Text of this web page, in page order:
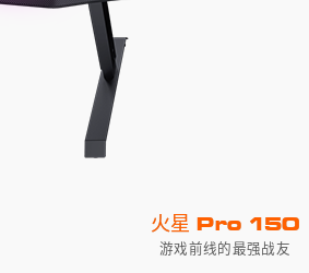
火星 Pro 150
游戏前线的最强战友